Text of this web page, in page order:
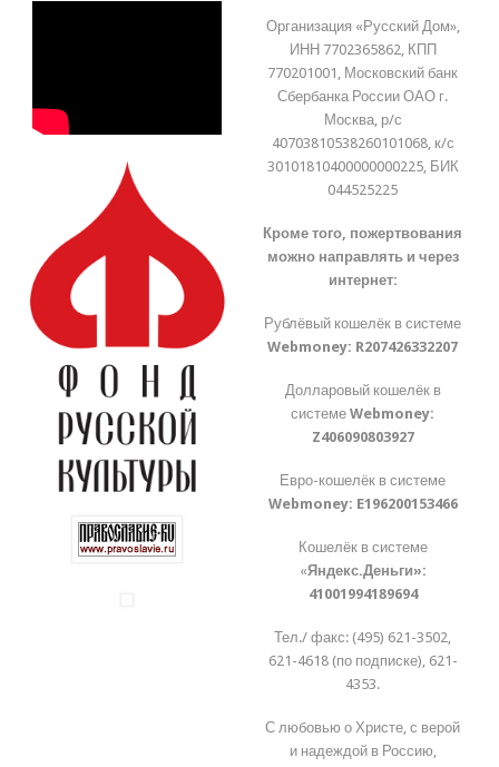
Организация «Русский Дом»,
ИНН 7702365862, КПП
770201001, Московский банк
Сбербанка России ОАО г.
Москва, р/с
40703810538260101068, к/с
30101810400000000225, БИК
044525225
Кроме того, пожертвования
можно направлять и через
интернет:
Рублёвый кошелёк в системе
Webmoney: R207426332207
Долларовый кошелёк в
системеWebmoney:
Z406090803927
Евро-кошелёк в системе
Webmoney: E196200153466
Кошелёк в системе
«Яндекс.Деньги»:
41001994189694
Тел./ факс: (495) 621-3502,
621-4618 (по подписке), 621-
4353.
С любовью о Христе, с верой
и надеждой в Россию,